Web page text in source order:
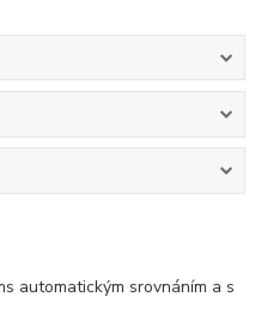
automatickým srovnáním a s